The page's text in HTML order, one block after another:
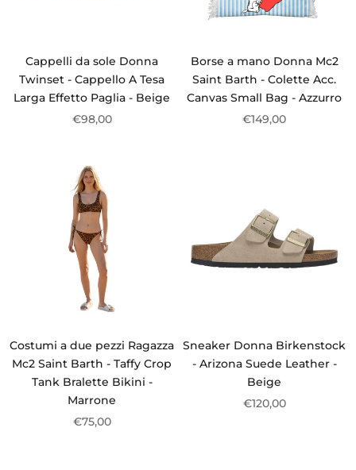
Cappelli da sole Donna
Twinset - Cappello A Tesa
Larga Effetto Paglia - Beige
€98,00
Borse a mano Donna Mc2
Saint Barth - Colette Acc.
Canvas Small Bag - Azzurro
€149,00
Costumi a due pezzi Ragazza
Mc2 Saint Barth - Taffy Crop
Tank Bralette Bikini -
Marrone
€75,00
Sneaker Donna Birkenstock
- Arizona Suede Leather -
Beige
€120,00